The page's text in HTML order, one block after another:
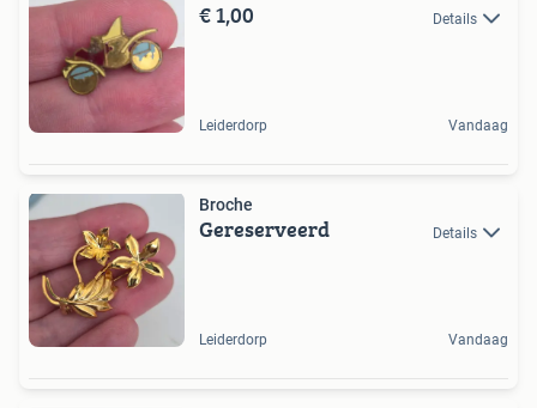
€ 1,00 Details
Leiderdorp Vandaag
Broche
Gereserveerd Details
Leiderdorp Vandaag